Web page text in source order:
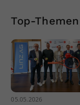
Top-
05.05.2026